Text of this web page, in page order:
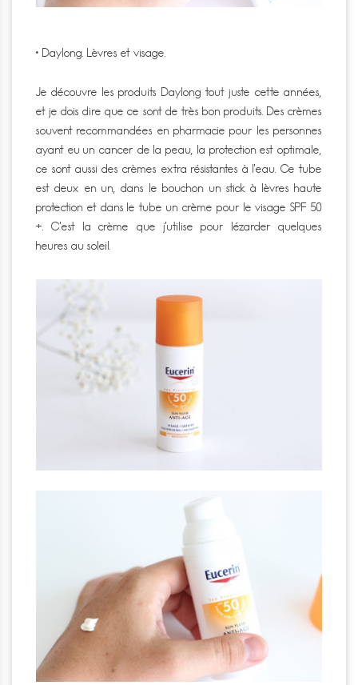
• Daylong. Lèvres et visage.
Je découvre les produits Daylong tout juste cette années,
et je dois dire que ce sont de très bon produits. Des crèmes
souvent recommandées en pharmacie pour les personnes
ayant eu un cancer de la peau, la protection est optimale,
ce sont aussi des crèmes extra résistantes à l’eau. Ce tube
est deux en un, dans le bouchon un stick à lèvres haute
protection et dans le tube un crème pour le visage SPF 50
+. C’est la crème que j’utilise pour lézarder quelques
heures au soleil.